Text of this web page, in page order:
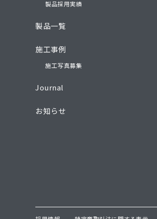
製品採用実績
製品一覧
施工事例
施工写真募集
Journal
お知らせ